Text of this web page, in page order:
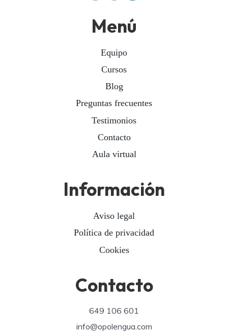
Menú
Equipo
Cursos
Blog
Preguntas frecuentes
Testimonios
Contacto
Aula virtual
Información
Aviso legal
Política de privacidad
Cookies
Contacto
649 106 601
info@opolengua.com